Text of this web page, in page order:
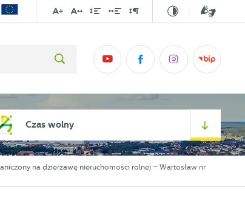
Czas wolny
na dzierżawę nieruchomości rolnej – Wartosław nr